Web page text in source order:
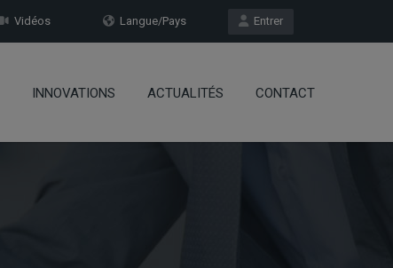
Entrer
Langue/Pays
Vidéos
INNOVATIONS ACTUALITÉS CONTACT